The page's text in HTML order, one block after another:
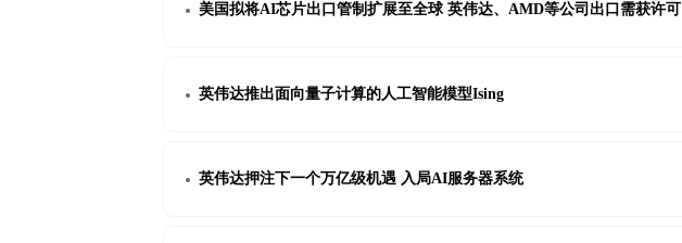
美国拟将AI芯片出口管制扩展至全球 英伟达、AMD等公司出口需获许可
英伟达推出面向量子计算的人工智能模型Ising
英伟达押注下一个万亿级机遇 入局AI服务器系统